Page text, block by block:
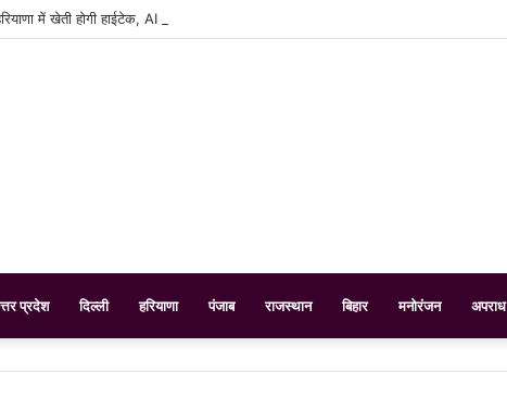
में खेती होगी हाईटेक, AI और सैटेलाइट से होगा फसलों का डिजिटल सर्वे
प्रदेश दिल्ली हरियाणा पंजाब राजस्थान बिहार मनोरंजन अपराध